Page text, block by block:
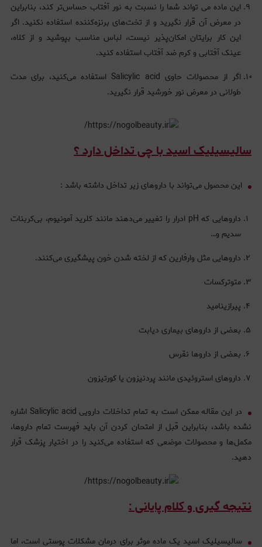
این ماده می تواند شما را نسبت به نور آفتاب حساس‌تر کند، بنابراین
در معرض آن قرار نگیرید و از تخت‌های برنزه‌کننده استفاده نکنید. اگر
این کار برایتان امکان‌پذیر نیست، لباس مناسب بپوشید و از کلاه،
عینک آفتابی و کرم ضد آفتاب استفاده کنید.
اگر از محصولات حاوی Salicylic acid استفاده می‌کنید، برای مدت
طولانی در معرض نور خورشید قرار نگیرید.
سالیسیلیک اسید با چی تداخل دارد ؟
این محصول می‌تواند با داروهای زیر تداخل داشته باشد :
داروهایی که pH ادرار را تغییر می‌دهند مانند کلرید آمونیوم، بی‌کربنات
سدیم و…
داروهایی مثل وارفارین که از لخته شدن خون پیشگیری می‌کنند.
متوترکسات
پیرازینامید
بعضی از داروهای بیماری دیابت
بعضی از داروها نقرس
داروهای استروئیدی مانند پردنیزون یا کورتیزون
در این مقاله ممکن است به تمام تداخلات دارویی Salicylic acid اشاره
نشده باشد، بنابراین قبل از امتحان کردن آن باید فهرست تمام داروها،
مکمل‌ها و محصولات موضعی که استفاده می‌کنید را در اختیار پزشک قرار
دهید.
نتیجه گیری و کلام پایانی :
سالیسیلیک اسید یک ماده موثر برای درمان مشکلات پوستی است، اما